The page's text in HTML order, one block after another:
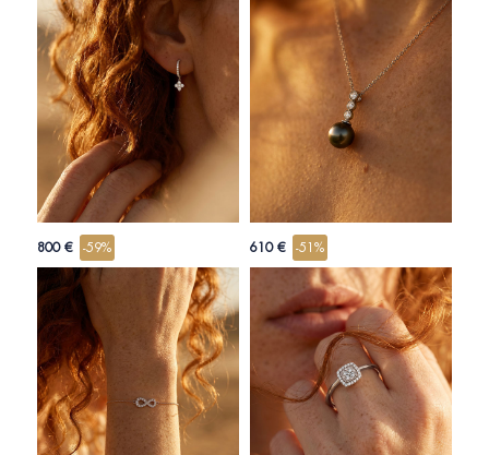
800 € -59% 610 € -51%